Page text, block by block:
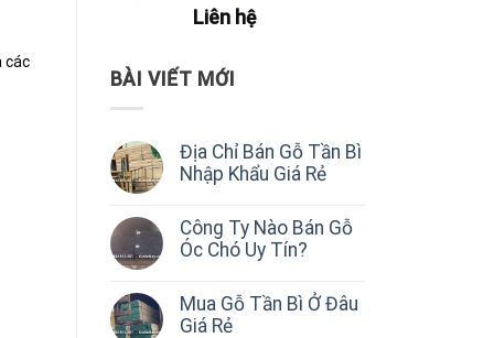
các
Liên hệ
BÀI VIẾT MỚI
Địa Chỉ Bán Gỗ Tần Bì
Nhập Khẩu Giá Rẻ
Công Ty Nào Bán Gỗ
Óc Chó Uy Tín?
Mua Gỗ Tần Bì Ở Đâu
Giá Rẻ